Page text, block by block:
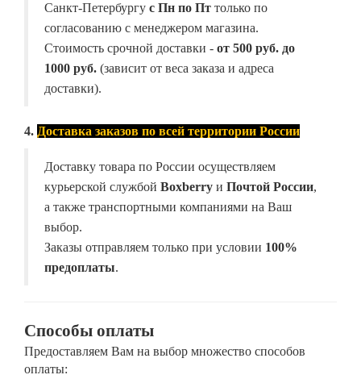
Санкт-Петербургу с Пн по Пт только по
согласованию с менеджером магазина.
Стоимость срочной доставки - от 500 руб. до
1000 руб. (зависит от веса заказа и адреса
доставки).
4. Доставка заказов по всей территории России
Доставку товара по России осуществляем
курьерской службой Boxberry и Почтой России,
а также транспортными компаниями на Ваш
выбор.
Заказы отправляем только при условии 100%
предоплаты.
Способы оплаты
Предоставляем Вам на выбор множество способов
оплаты: